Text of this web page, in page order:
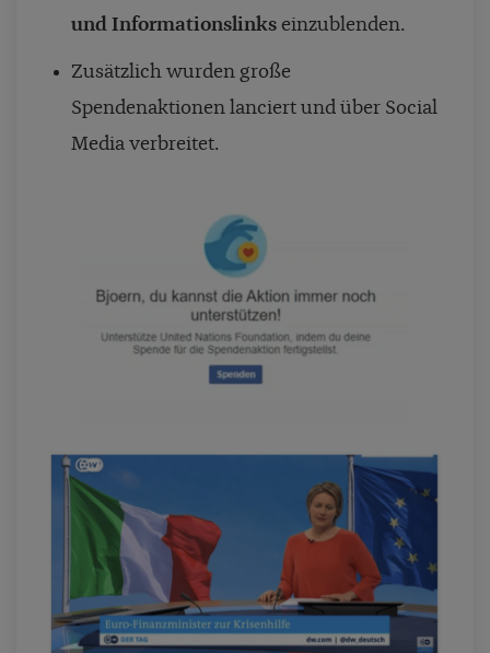
und Informationslinks einzublenden.
Zusätzlich wurden große
Spendenaktionen lanciert und über Social
Media verbreitet.